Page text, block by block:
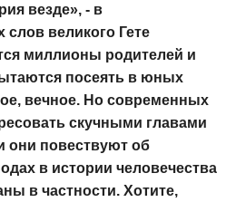
везде», - в
слов великого Гете
миллионы родителей и
посеять в юных
вечное. Но современных
скучными главами
они повествуют об
в истории человечества
в частности. Хотите,